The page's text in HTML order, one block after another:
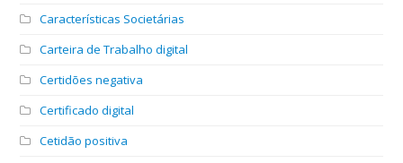
Características Societárias
Carteira de Trabalho digital
Certidões negativa
Certificado digital
Cetidão positiva